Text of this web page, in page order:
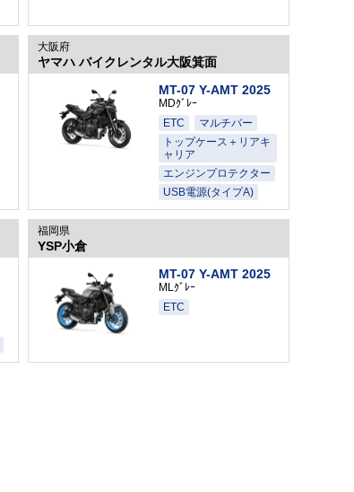
大阪府
ヤマハ バイクレンタル大阪箕面
MT-07 Y-AMT 2025
MDｸﾞﾚｰ
ETC
マルチバー
トップケース＋リアキ
ャリア
エンジンプロテクター
USB電源(タイプA)
福岡県
YSP小倉
MT-07 Y-AMT 2025
MLｸﾞﾚｰ
ETC